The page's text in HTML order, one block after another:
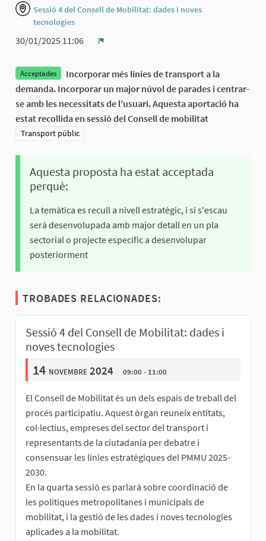
Sessió 4 del Consell de Mobilitat: dades i noves
tecnologies
30/01/2025 11:06
Acceptades
Incorporar més línies de transport a la
demanda. Incorporar un major núvol de parades i centrar-
se amb les necessitats de l’usuari. Aquesta aportació ha
estat recollida en sessió del Consell de mobilitat
Resultats al filtrar per la categoria: Transport públic
Transport públic
Aquesta proposta ha estat acceptada
perquè:
La temàtica es recull a nivell estratègic, i si s'escau
serà desenvolupada amb major detall en un pla
sectorial o projecte específic a desenvolupar
posteriorment
TROBADES RELACIONADES:
Sessió 4 del Consell de Mobilitat: dades i
noves tecnologies
14 novembre 2024 09:00 - 11:00
El Consell de Mobilitat és un dels espais de treball del
procés participatiu. Aquest òrgan reuneix entitats,
col·lectius, empreses del sector del transport i
representants de la ciutadania per debatre i
consensuar les línies estratègiques del PMMU 2025-
2030.
En la quarta sessió es parlarà sobre coordinació de
les polítiques metropolitanes i municipals de
mobilitat, i la gestió de les dades i noves tecnologies
aplicades a la mobilitat.